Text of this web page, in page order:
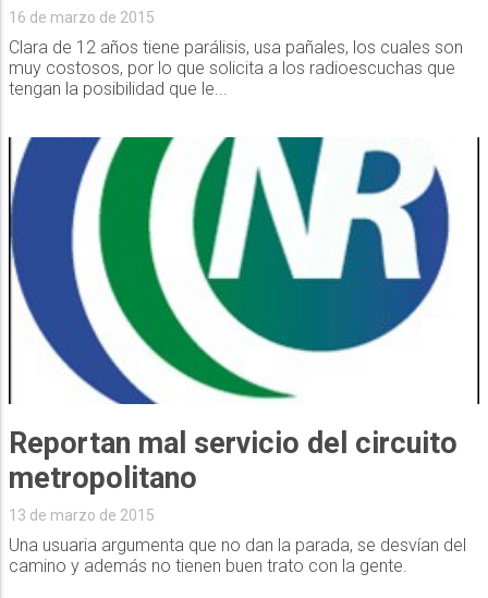
16 de marzo de 2015
Clara de 12 años tiene parálisis, usa pañales, los cuales son
muy costosos, por lo que solicita a los radioescuchas que
tengan la posibilidad que le...
Reportan mal servicio del circuito
metropolitano
13 de marzo de 2015
Una usuaria argumenta que no dan la parada, se desvían del
camino y además no tienen buen trato con la gente.